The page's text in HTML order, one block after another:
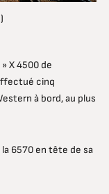
X 4500 de
cinq
à bord, au plus
6570 en tête de sa